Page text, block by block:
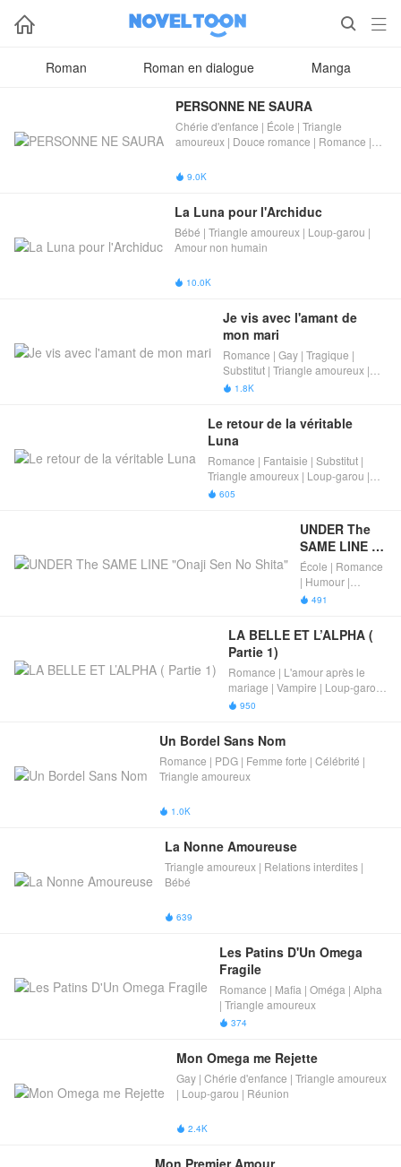
  
Roman Roman en dialogue Manga
PERSONNE NE SAURA
Chérie d'enfance | École | Triangle
amoureux | Douce romance | Romance |
 9.0K
La Luna pour l'Archiduc
Bébé | Triangle amoureux | Loup-garou |
Amour non humain
 10.0K
Je vis avec l'amant de
mon mari
Romance | Gay | Tragique |
Substitut | Triangle amoureux |
Tricherie | Trahir
 1.8K
Le retour de la véritable
Luna
Romance | Fantaisie | Substitut |
Triangle amoureux | Loup-garou |
Tricherie | Trahir | Réunion | Amour
 605
UNDER The
SAME LINE
"Onaji Sen No
Shita"
École | Romance
| Humour |
Camouflage |
amoureux | Se
sentir bien
 491
LA BELLE ET L’ALPHA (
Partie 1)
Romance | L'amour après le
mariage | Vampire | Loup-garou
| Triangle amoureux
 950
Un Bordel Sans Nom
Romance | PDG | Femme forte | Célébrité |
Triangle amoureux
 1.0K
La Nonne Amoureuse
Triangle amoureux | Relations interdites |
Bébé
 639
Les Patins D'Un Omega
Fragile
Romance | Mafia | Oméga | Alpha
| Triangle amoureux
 374
Mon Omega me Rejette
Gay | Chérie d'enfance | Triangle amoureux
| Loup-garou | Réunion
 2.4K
Mon Premier Amour